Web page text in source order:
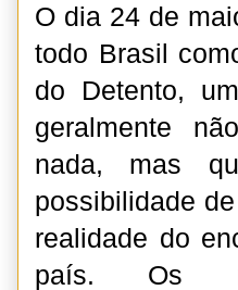
O dia 24 de
todo Brasil
do Detento,
geralmente
nada, mas
possibilidade
realidade do
país. Os